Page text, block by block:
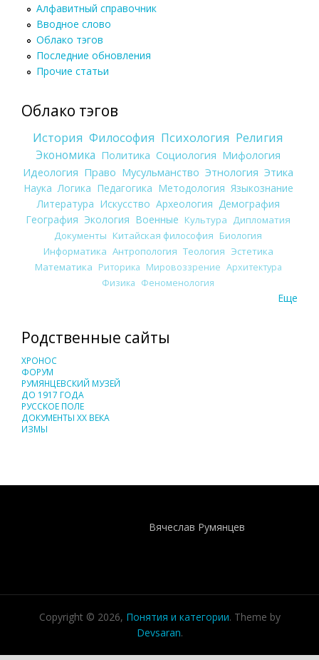
Алфавитный справочник
Вводное слово
Облако тэгов
Последние обновления
Прочие статьи
Облако тэгов
История Философия Психология Религия
Экономика Политика Социология Мифология
Идеология Право Мусульманство Этнология Этика
Наука Логика Педагогика Методология Языкознание
Литература Искусство Археология Демография
География Экология Военные Культура
Дипломатия
Документы Китайская философия Биология
Информатика Антропология Теология Эстетика
Математика Риторика Мировоззрение Архитектура
Физика Феноменология
Еще
Родственные сайты
ХРОНОС
ФОРУМ
РУМЯНЦЕВСКИЙ МУЗЕЙ
ДО 1917 ГОДА
РУССКОЕ ПОЛЕ
ДОКУМЕНТЫ XX ВЕКА
ИЗМЫ
Вячеслав Румянцев
Copyright © 2026, Понятия и категории. Theme by
Devsaran.